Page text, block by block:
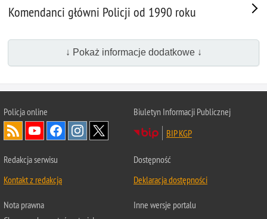
Komendanci główni Policji od 1990 roku
↓ Pokaż informacje dodatkowe ↓
Policjaonline
Biuletyn Informacji Publicznej
BIP KGP
Redakcja serwisu
Kontakt z redakcją
Dostępność
Deklaracja dostępności
Nota prawna
Inne wersje portalu